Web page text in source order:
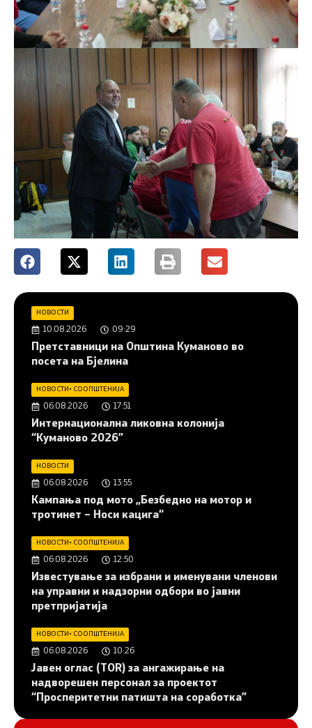
НОВОСТИ
10.08.2026 09:29
Претставници на Општина Куманово во
посета на Бјелина
НОВОСТИ• СООПШТЕНИЈА
06.08.2026 17:51
Интернационална ликовна колонија
“Куманово 2026”
НОВОСТИ
06.08.2026 13:55
Кампања под мото „Безбедно на мотор и
тротинет – Носи кацига“
НОВОСТИ• СООПШТЕНИЈА
06.08.2026 12:50
Известување за избрани и именувани членови
на управни и надзорни одбори во јавни
претпријатија
НОВОСТИ• СООПШТЕНИЈА
06.08.2026 10:26
Јавен оглас (ТОR) за ангажирање на
надворешен персонал за проектот
“Просперитетни патишта на соработка”